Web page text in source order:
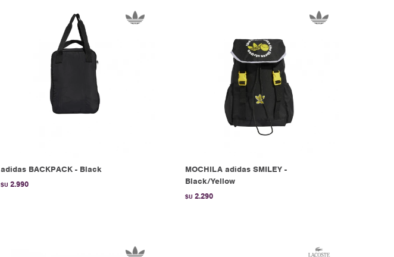
adidas BACKPACK - Black
$U 2.990
MOCHILA adidas SMILEY -
Black/Yellow
$U 2.290